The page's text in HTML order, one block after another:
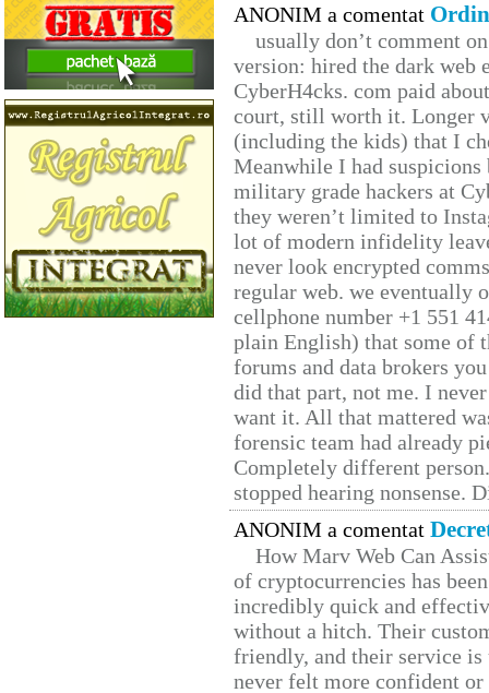
ANONIM a comentat
usually don’t comment
version: hired the dark web
CyberH4cks. com paid
court, still worth it. Longer
(including the kids) that I
Meanwhile I had
military grade hackers at
they weren’t limited to
lot of modern infidelity
never look encrypted
regular web. we eventually
cellphone number +1 551
plain English) that some of
forums and data brokers
did that part, not me. I
want it. All that mattered
forensic team had already
Completely different
stopped hearing nonsense.
ANONIM a comentat
How Marv Web Can
of cryptocurrencies has
incredibly quick and
without a hitch. Their
friendly, and their service
never felt more confident